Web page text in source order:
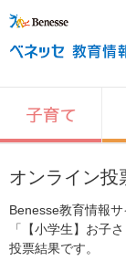
オンライン投
Benesse教育情報
「【小学生】お子
投票結果です。